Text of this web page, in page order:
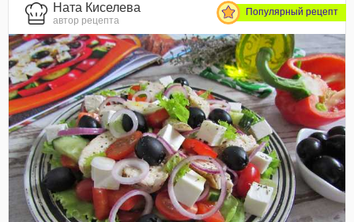
Ната Киселева
автор рецепта
Популярный рецепт